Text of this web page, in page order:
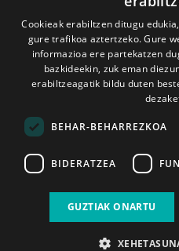
2026ko eka. 1a
Cookieak erabiltzen ditugu
gure trafikoa aztertzeko. Gure
informazioa ere partekatzen
bazkideekin, zuk eman
erabiltzeagatik bildu duten
BEHAR-BEHARREZKOA
BIDERATZEA
GUZTIAK ONARTU